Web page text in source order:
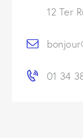
12 Ter
01 34